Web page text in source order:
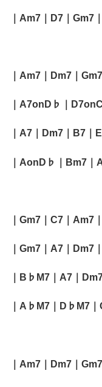
｜Am7｜D7｜Gm7
｜Am7｜Dm7｜
｜A7onD♭｜
｜A7｜Dm7｜B7｜
｜AonD♭｜Bm7｜
｜Gm7｜C7｜Am7
｜Gm7｜A7｜Dm7
｜B♭M7｜A7｜
｜A♭M7｜D♭M7｜
｜Am7｜Dm7｜